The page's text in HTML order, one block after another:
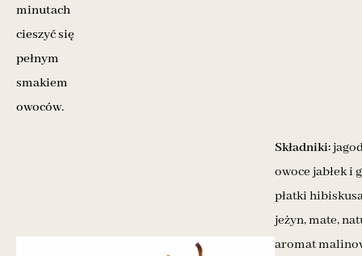
minutach
cieszyć się
pełnym
smakiem
owoców.
Składniki:
owoce jabłek i
płatki
jeżyn, mate,
aromat